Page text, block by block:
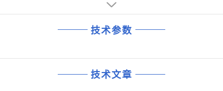
技术参数
技术文章